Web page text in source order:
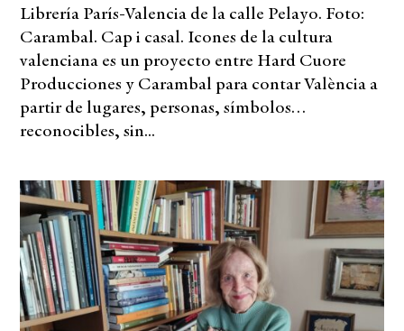
Librería París-Valencia de la calle Pelayo. Foto:
Carambal. Cap i casal. Icones de la cultura
valenciana es un proyecto entre Hard Cuore
Producciones y Carambal para contar València a
partir de lugares, personas, símbolos…
reconocibles, sin...